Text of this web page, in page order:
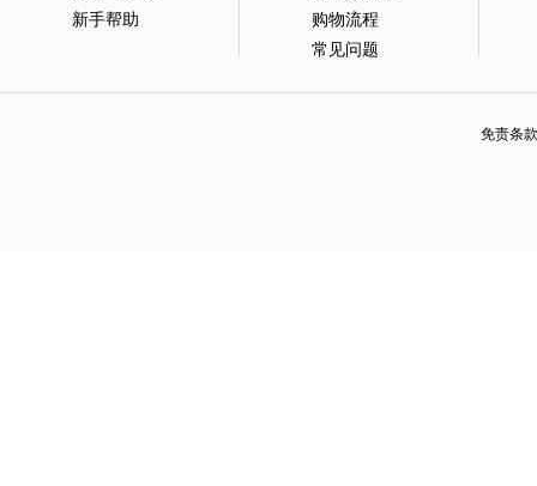
新手帮助
购物流程
常见问题
免责条款